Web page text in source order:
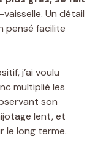
Un détail
pensé facilite
j’ai voulu
multiplié les
son
lent, et
le long terme.